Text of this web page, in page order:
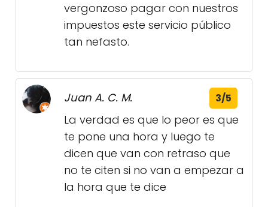
vergonzoso pagar con nuestros
impuestos este servicio público
tan nefasto.
Juan A. C. M. 3/5
La verdad es que lo peor es que
te pone una hora y luego te
dicen que van con retraso que
no te citen si no van a empezar a
la hora que te dice